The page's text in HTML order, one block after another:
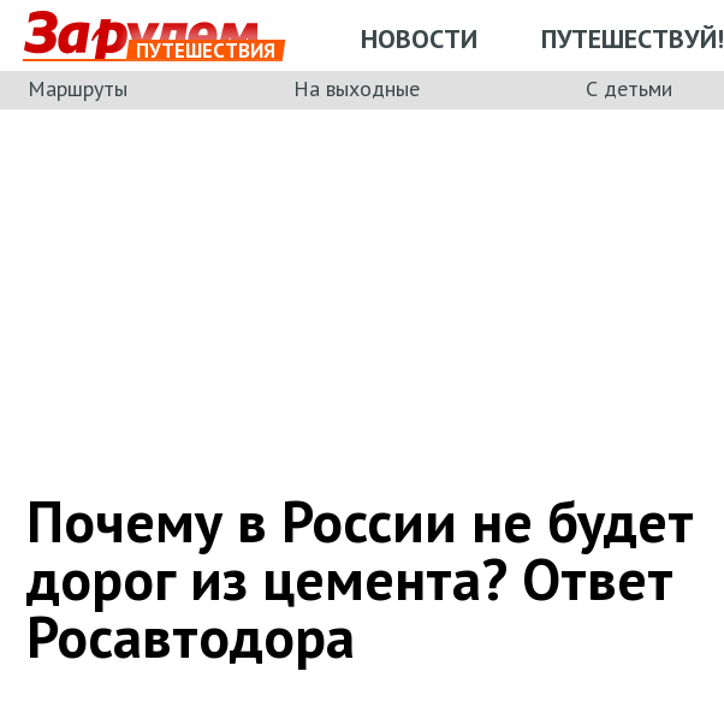
ПУТЕШЕСТВИЯ НОВОСТИ ПУТЕШЕСТВУЙ!
Маршруты На выходные С детьми
Почему в России не будет
дорог из цемента? Ответ
Росавтодора